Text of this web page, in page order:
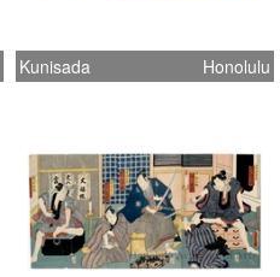
Kunisada Honolulu